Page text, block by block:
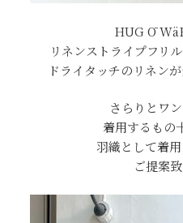
HUG Ō
リネンストライプフリ
ドライタッチのリネン
さらりとワ
着用するもの
羽織として着
ご提案致